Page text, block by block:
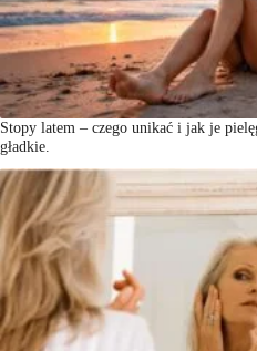
Stopy latem – czego unikać i jak je
gładkie.